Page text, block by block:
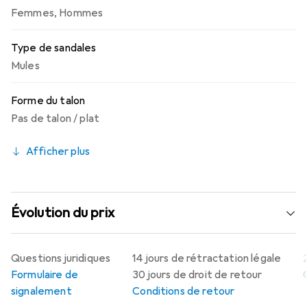
Femmes, Hommes
Type de sandales
Mules
Forme du talon
Pas de talon / plat
Afficher plus
Évolution du prix
14 jours de rétractation légale
30 jours de droit de retour
Conditions de retour
Questions juridiques
Formulaire de
signalement